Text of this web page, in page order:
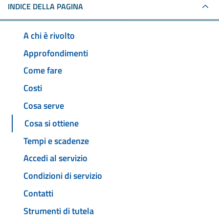
INDICE DELLA PAGINA
A chi è rivolto
Approfondimenti
Come fare
Costi
Cosa serve
Cosa si ottiene
Tempi e scadenze
Accedi al servizio
Condizioni di servizio
Contatti
Strumenti di tutela